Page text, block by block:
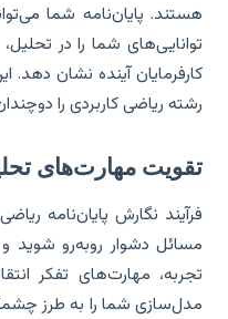
پایان‌نامه شما می‌تواند
شما را در تحلیل،
آینده نشان دهد. این
ریاضی کاربردی را دوچندان
مهارت‌های
نگارش پایان‌نامه ریاضی
دشوار روبه‌رو شوید و راه
مهارت‌های تفکر
شما را به طرز